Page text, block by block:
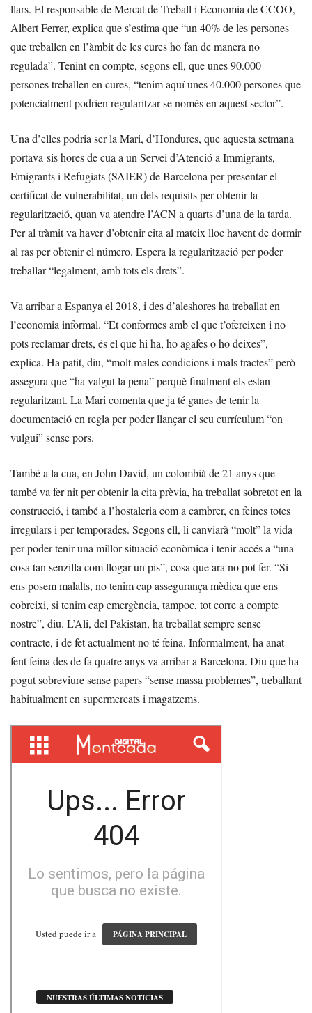
llars. El responsable de Mercat de Treball i Economia de CCOO,
Albert Ferrer, explica que s’estima que “un 40% de les persones
que treballen en l’àmbit de les cures ho fan de manera no
regulada”. Tenint en compte, segons ell, que unes 90.000
persones treballen en cures, “tenim aquí unes 40.000 persones que
potencialment podrien regularitzar-se només en aquest sector”.
Una d’elles podria ser la Mari, d’Hondures, que aquesta setmana
portava sis hores de cua a un Servei d’Atenció a Immigrants,
Emigrants i Refugiats (SAIER) de Barcelona per presentar el
certificat de vulnerabilitat, un dels requisits per obtenir la
regularització, quan va atendre l’ACN a quarts d’una de la tarda.
Per al tràmit va haver d’obtenir cita al mateix lloc havent de dormir
al ras per obtenir el número. Espera la regularització per poder
treballar “legalment, amb tots els drets”.
Va arribar a Espanya el 2018, i des d’aleshores ha treballat en
l’economia informal. “Et conformes amb el que t’ofereixen i no
pots reclamar drets, és el que hi ha, ho agafes o ho deixes”,
explica. Ha patit, diu, “molt males condicions i mals tractes” però
assegura que “ha valgut la pena” perquè finalment els estan
regularitzant. La Mari comenta que ja té ganes de tenir la
documentació en regla per poder llançar el seu currículum “on
vulgui” sense pors.
També a la cua, en John David, un colombià de 21 anys que
també va fer nit per obtenir la cita prèvia, ha treballat sobretot en la
construcció, i també a l’hostaleria com a cambrer, en feines totes
irregulars i per temporades. Segons ell, li canviarà “molt” la vida
per poder tenir una millor situació econòmica i tenir accés a “una
cosa tan senzilla com llogar un pis”, cosa que ara no pot fer. “Si
ens posem malalts, no tenim cap assegurança mèdica que ens
cobreixi, si tenim cap emergència, tampoc, tot corre a compte
nostre”, diu. L’Ali, del Pakistan, ha treballat sempre sense
contracte, i de fet actualment no té feina. Informalment, ha anat
fent feina des de fa quatre anys va arribar a Barcelona. Diu que ha
pogut sobreviure sense papers “sense massa problemes”, treballant
habitualment en supermercats i magatzems.